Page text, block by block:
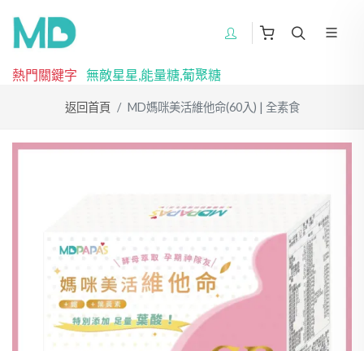
熱門關鍵字 無敵星星,能量糖,葡聚糖
返回首頁 MD媽咪美活維他命(60入) | 全素食